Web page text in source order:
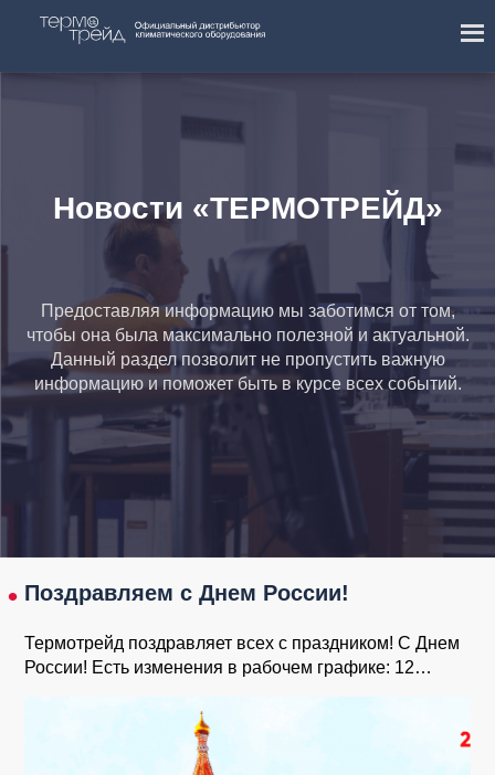
Новости «ТЕРМОТРЕЙД»
Предоставляя информацию мы заботимся от том,
чтобы она была максимально полезной и актуальной.
Данный раздел позволит не пропустить важную
информацию и поможет быть в курсе всех событий.
Поздравляем с Днем России!
Термотрейд поздравляет всех с праздником! С Днем
России! Есть изменения в рабочем графике: 12…